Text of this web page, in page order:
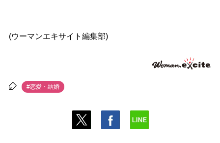
(ウーマンエキサイト編集部)
#恋愛・結婚